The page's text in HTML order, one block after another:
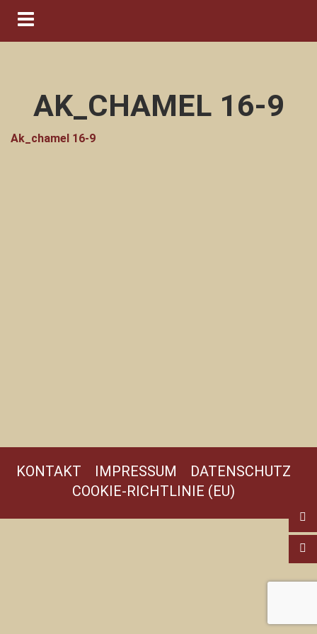
Navigation ein-/ausblenden
AK_CHAMEL 16-9
Ak_chamel 16-9
KONTAKT IMPRESSUM
DATENSCHUTZ
COOKIE-RICHTLINIE (EU)